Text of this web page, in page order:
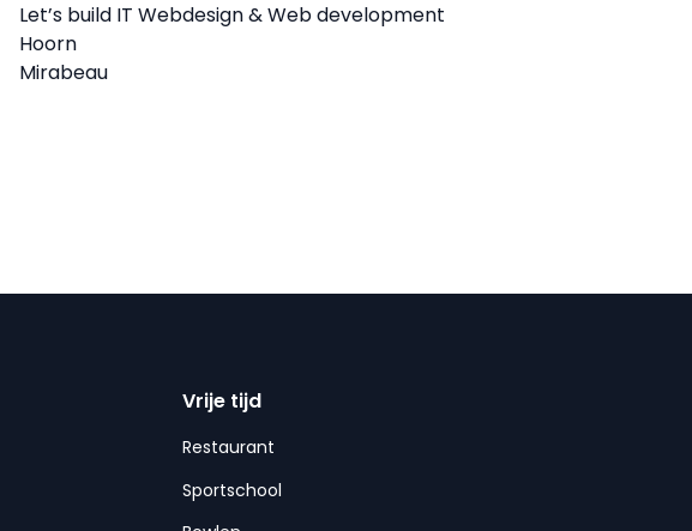
Let’s build IT Webdesign & Web development
Hoorn
Mirabeau
Vrije tijd
Restaurant
Sportschool